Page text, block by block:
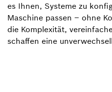
es Ihnen, Systeme zu
Maschine passen – ohne
die Komplexität,
schaffen eine